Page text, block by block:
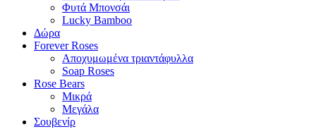
Φυτά Μπονσάι
Lucky Bamboo
Δώρα
Forever Roses
Αποχυμωμένα τριαντάφυλλα
Soap Roses
Rose Βears
Μικρά
Μεγάλα
Σουβενίρ